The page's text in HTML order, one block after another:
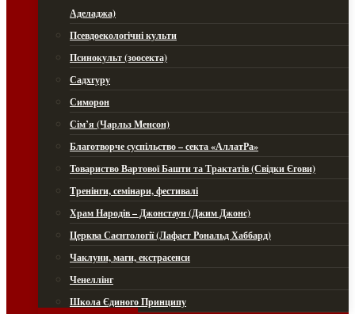
Аделаджа)
Псевдоекологічні культи
Псинокульт (зоосекта)
Садхгуру
Симорон
Сім’я (Чарльз Менсон)
Благотворче суспільство – секта «АллатРа»
Товариство Вартової Башти та Трактатів (Свідки Єгови)
Тренінги, семінари, фестивалі
Храм Народів – Джонстаун (Джим Джонс)
Церква Саєнтології (Лафаєт Рональд Хаббард)
Чаклуни, маги, екстрасенси
Ченеллінг
Школа Єдиного Принципу